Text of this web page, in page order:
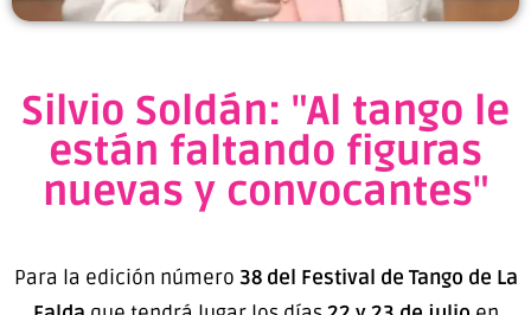
Silvio Soldán: "Al tango le
están faltando figuras
nuevas y convocantes"
Para la edición número 38 del Festival de Tango de La